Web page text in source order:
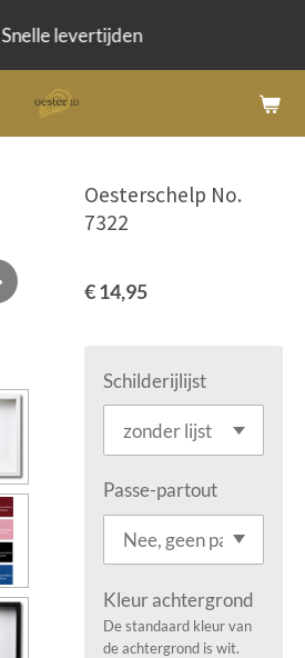
Snelle levertijden
Oesterschelp No.
7322
€ 14,95
Schilderijlijst
Passe-partout
Kleur achtergrond
De standaard kleur van
de achtergrond is wit.